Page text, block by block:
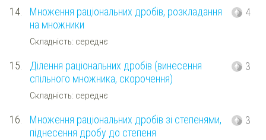
14.
Множення раціональних дробів, розкладання
на множники
Складність: середнє
4
15.
Ділення раціональних дробів (винесення
спільного множника, скорочення)
Складність: середнє
3
16.
Множення раціональних дробів зі степенями,
піднесення дробу до степеня
3